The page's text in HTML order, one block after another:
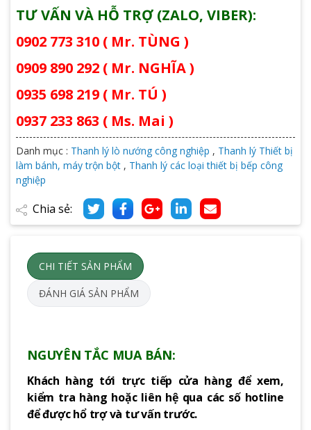
TƯ VẤN VÀ HỖ TRỢ (ZALO, VIBER):
0902 773 310 ( Mr. TÙNG )
0909 890 292 ( Mr. NGHĨA )
0935 698 219 ( Mr. TÚ )
0937 233 863 ( Ms. Mai )
Danh mục : Thanh lý lò nướng công nghiệp , Thanh lý Thiết bị
làm bánh, máy trộn bột , Thanh lý các loại thiết bị bếp công
nghiệp
Chia sẻ:
CHI TIẾT SẢN PHẨM
ĐÁNH GIÁ SẢN PHẨM
NGUYÊN TẮC MUA BÁN:
Khách hàng tới trực tiếp cửa hàng để xem,
kiểm tra hàng hoặc liên hệ qua các số hotline
để được hổ trợ và tư vấn trước.